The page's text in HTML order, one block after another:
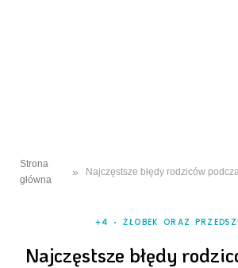
Strona
główna
»
+4 ŻŁOBEK ORAZ
Najczęstsze błędy